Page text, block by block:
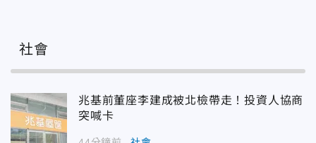
社會
兆基前董座李建成被北檢帶走！投資人協商
突喊卡